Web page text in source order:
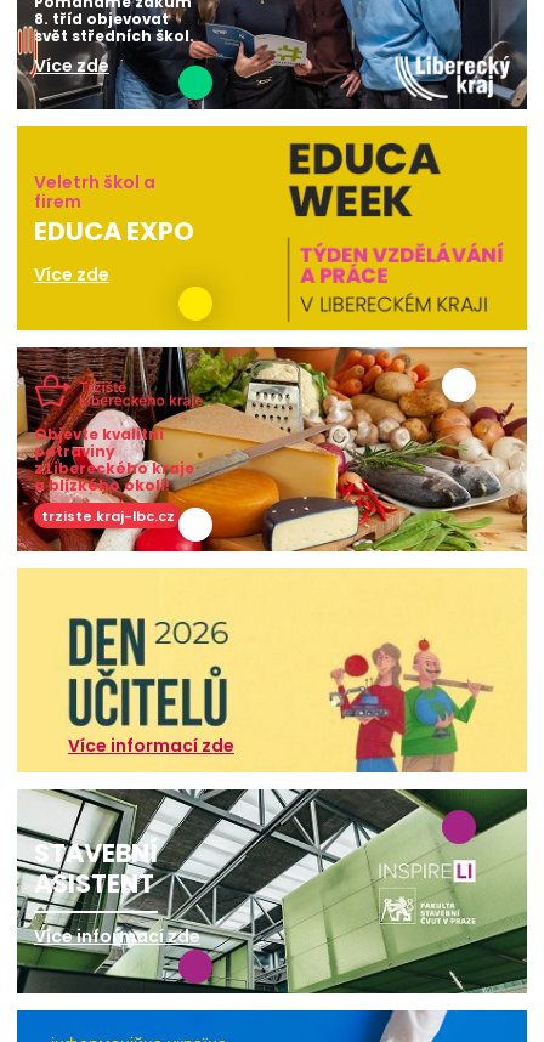
8. tříd objevovat
svět středních škol.
Více zde
Veletrh škol a
firem
EDUCA EXPO
Více zde
Objevte kvalitní
potraviny
z Libereckého kraje
a blízkého okolí!
trziste.kraj-lbc.cz
Více informací zde
STAVEBNÍ
ASISTENT
Více informací zde